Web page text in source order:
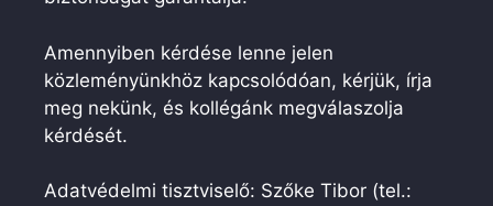
Amennyiben kérdése lenne jelen
közleményünkhöz kapcsolódóan, kérjük, írja
meg nekünk, és kollégánk megválaszolja
kérdését.
Adatvédelmi tisztviselő: Szőke Tibor (tel.: